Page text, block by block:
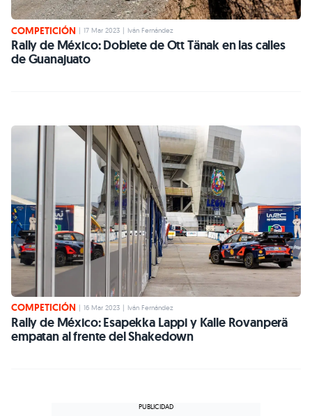
COMPETICIÓN 17 Mar 2023 Iván Fernández
Rally de México: Doblete de Ott Tänak en las calles
de Guanajuato
COMPETICIÓN | 16 Mar 2023 | Iván Fernández
Rally de México: Esapekka Lappi y Kalle Rovanperä
empatan al frente del Shakedown